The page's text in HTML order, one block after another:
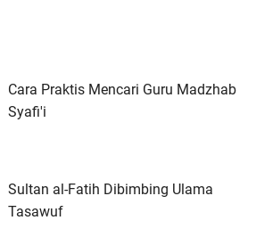
Cara Praktis Mencari Guru Madzhab
Syafi'i
Sultan al-Fatih Dibimbing Ulama
Tasawuf